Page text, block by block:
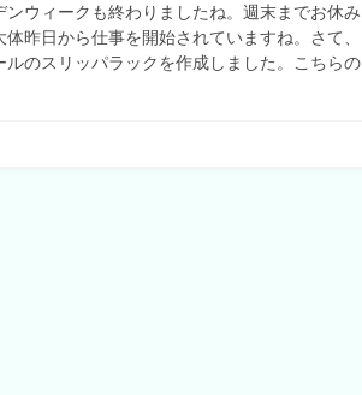
ウィークも終わりましたね。週末までお休み
昨日から仕事を開始されていますね。さて、
のスリッパラックを作成しました。こちらの